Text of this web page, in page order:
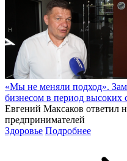
«Мы не меняли подход».
бизнесом в период высоких
Евгений Максаков ответил
предпринимателей
Здоровье Подробнее